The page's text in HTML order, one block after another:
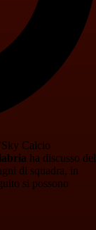
Calcio
ha discusso del
di squadra, in
si possono